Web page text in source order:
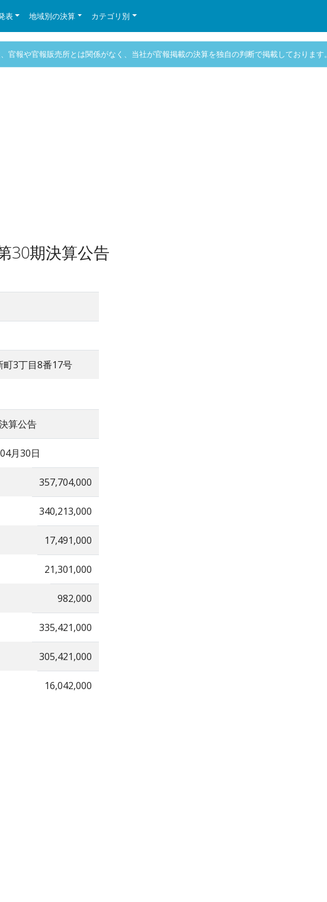
表 地域別の決算 カテゴリ別
官報や官報販売所とは関係がなく、当社が官報掲載の決算を独自の判断で掲載しております。
30期決算公告
町3丁目8番17号
算公告
月30日
357,704,000
340,213,000
17,491,000
21,301,000
982,000
335,421,000
305,421,000
16,042,000